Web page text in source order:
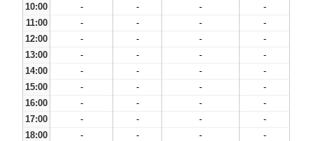
10:00
- - -
-
11:00
- - -
-
12:00
- - -
-
13:00
- - -
-
14:00
- - -
-
15:00
- - -
-
16:00
- - -
-
17:00
- - -
-
18:00
- - -
-